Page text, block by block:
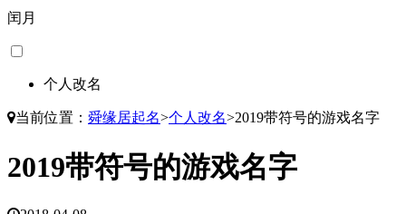
闰月
个人改名
当前位置： 舜缘居起名>个人改名>2019带符号的游戏名字
2019带符号的游戏名字